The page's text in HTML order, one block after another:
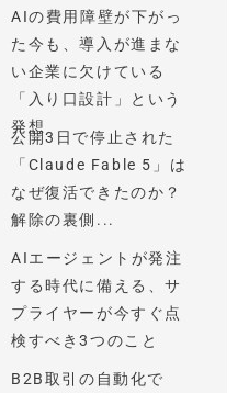
AIの費用障壁が下がっ
た今も、導入が進まな
い企業に欠けている
「入り口設計」という
発想
公開3日で停止された
「Claude Fable 5」は
なぜ復活できたのか？
解除の裏側...
AIエージェントが発注
する時代に備える、サ
プライヤーが今すぐ点
検すべき3つのこと
B2B取引の自動化で